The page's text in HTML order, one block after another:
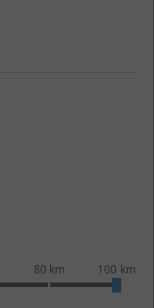
80 km 100 km